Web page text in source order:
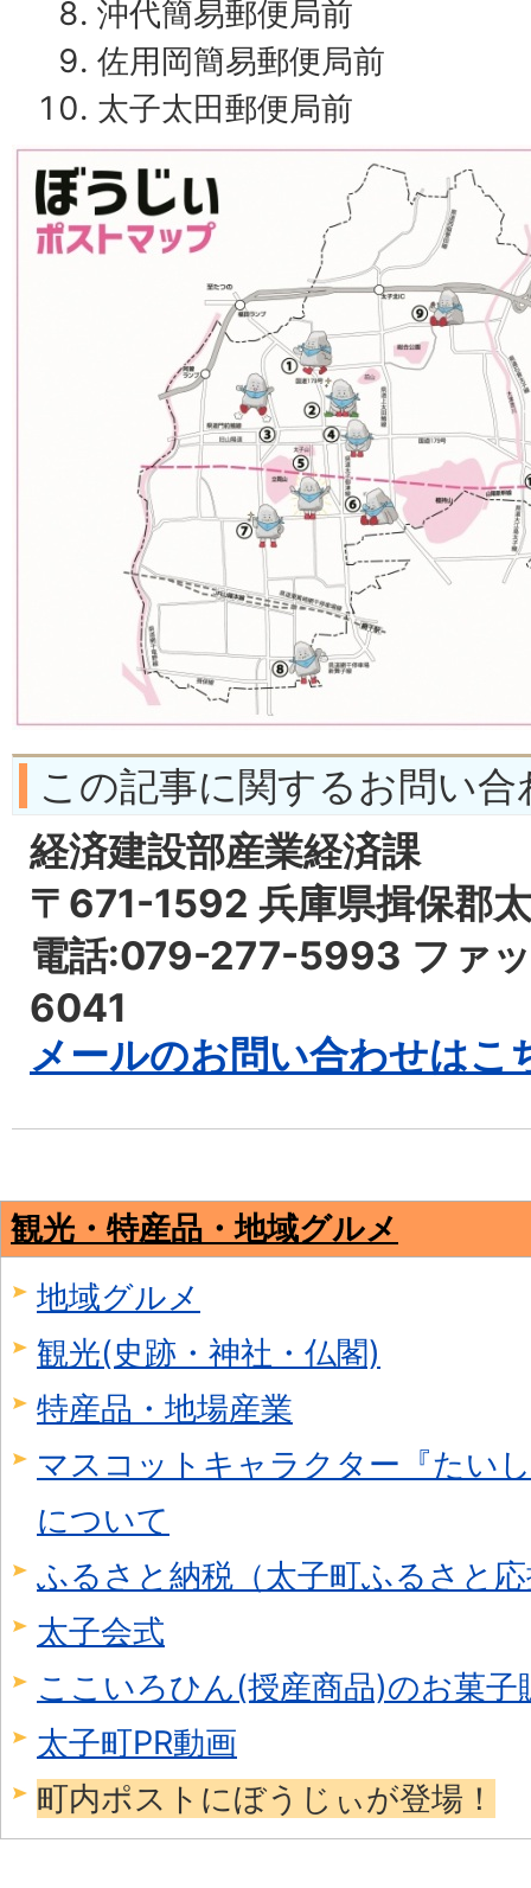
沖代簡易郵便局前
佐用岡簡易郵便局前
太子太田郵便局前
この記事に関するお問い合
経済建設部産業経済課
〒671-1592 兵庫県揖保郡
電話:079-277-5993 ファ
6041
メールのお問い合わせはこ
観光・特産品・地域グルメ
地域グルメ
観光(史跡・神社・仏閣)
特産品・地場産業
マスコットキャラクター『たい
について
ふるさと納税（太子町ふるさと
太子会式
ここいろひん(授産商品)のお菓子
太子町PR動画
町内ポストにぼうじぃが登場！